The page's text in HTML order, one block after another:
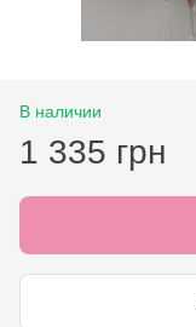
В наличии
1 335 грн